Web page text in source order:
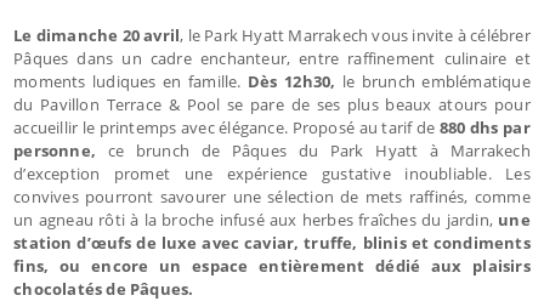
Le dimanche 20 avril, le Park Hyatt Marrakech vous invite à célébrer
Pâques dans un cadre enchanteur, entre raffinement culinaire et
moments ludiques en famille. Dès 12h30, le brunch emblématique
du Pavillon Terrace & Pool se pare de ses plus beaux atours pour
accueillir le printemps avec élégance. Proposé au tarif de 880 dhs par
personne, ce brunch de Pâques du Park Hyatt à Marrakech
d’exception promet une expérience gustative inoubliable. Les
convives pourront savourer une sélection de mets raffinés, comme
un agneau rôti à la broche infusé aux herbes fraîches du jardin, une
station d’œufs de luxe avec caviar, truffe, blinis et condiments
fins, ou encore un espace entièrement dédié aux plaisirs
chocolatés de Pâques.